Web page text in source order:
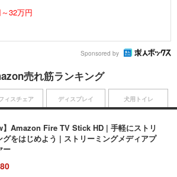
32万円
Sponsored by
売れ筋ランキング
】Amazon Fire TV Stick HD | 手軽にストリ
グをはじめよう | ストリーミングメディアプ
ー
ィスチェア ディスプレイ 犬用トイレ